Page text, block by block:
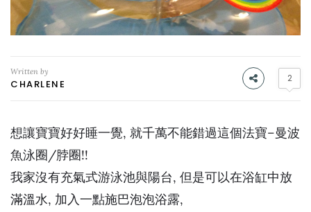
Written by
CHARLENE 2
想讓寶寶好好睡一覺, 就千萬不能錯過這個法寶–曼波
魚泳圈/脖圈!!
我家沒有充氣式游泳池與陽台, 但是可以在浴缸中放
滿溫水, 加入一點施巴泡泡浴露,